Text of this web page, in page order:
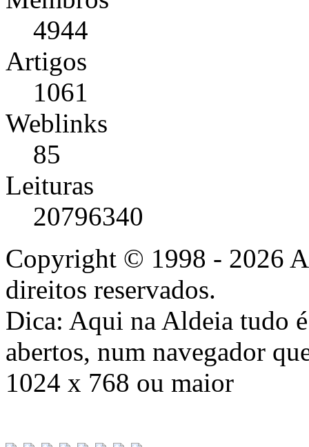
4944
Artigos
1061
Weblinks
85
Leituras
20796340
Copyright © 1998 - 2026
direitos reservados.
Dica: Aqui na Aldeia tudo
abertos, num navegador
1024 x 768 ou maior